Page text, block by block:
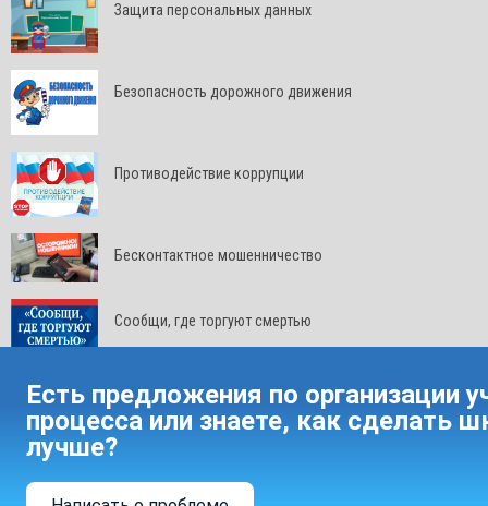
Защита персональных данных
Безопасность дорожного движения
Противодействие коррупции
Бесконтактное мошенничество
Сообщи, где торгуют смертью
Есть предложения по организации
процесса или знаете, как сделать
лучше?